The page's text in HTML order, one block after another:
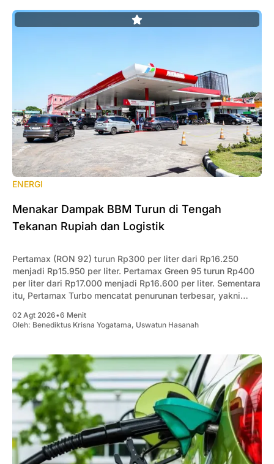
ENERGI
‎Menakar Dampak BBM Turun di Tengah
Tekanan Rupiah dan Logistik
Pertamax (RON 92) turun Rp300 per liter dari Rp16.250
menjadi Rp15.950 per liter. Pertamax Green 95 turun Rp400
per liter dari Rp17.000 menjadi Rp16.600 per liter. Sementara
itu, Pertamax Turbo mencatat penurunan terbesar, yakni
02 Agt 2026•6 Menit
Oleh: Benediktus Krisna Yogatama, Uswatun Hasanah